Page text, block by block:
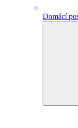
Domácí